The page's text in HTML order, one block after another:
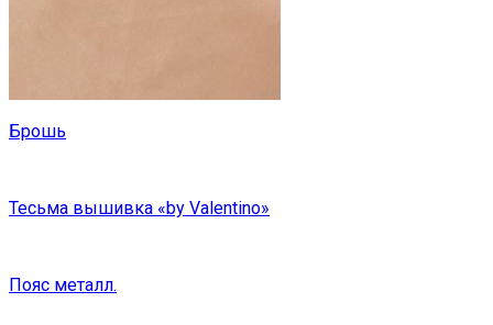
Брошь
Тесьма вышивка «by Valentino»
Пояс металл.